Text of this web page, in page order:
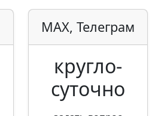
MAX, Телеграм
кругло­
суточно